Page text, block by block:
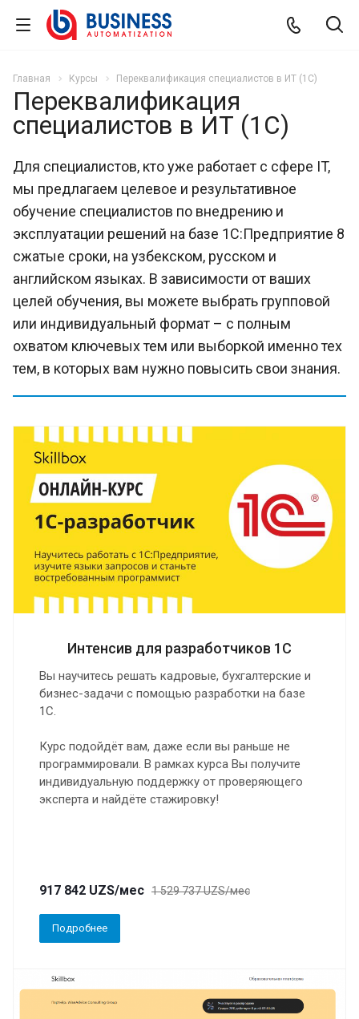
Главная Курсы Переквалификация специалистов в ИТ (1C)
Переквалификация
специалистов в ИТ (1C)
Для специалистов, кто уже работает с сфере IT,
мы предлагаем целевое и результативное
обучение специалистов по внедрению и
эксплуатации решений на базе 1С:Предприятие 8
сжатые сроки, на узбекском, русском и
английском языках. В зависимости от ваших
целей обучения, вы можете выбрать групповой
или индивидуальный формат – с полным
охватом ключевых тем или выборкой именно тех
тем, в которых вам нужно повысить свои знания.
Интенсив для разработчиков 1С
Вы научитесь решать кадровые, бухгалтерские и
бизнес-задачи с помощью разработки на базе
1С.
Курс подойдёт вам, даже если вы раньше не
программировали. В рамках курса Вы получите
индивидуальную поддержку от проверяющего
эксперта и найдёте стажировку!
917 842 UZS/мес 1 529 737 UZS/мес
Подробнее